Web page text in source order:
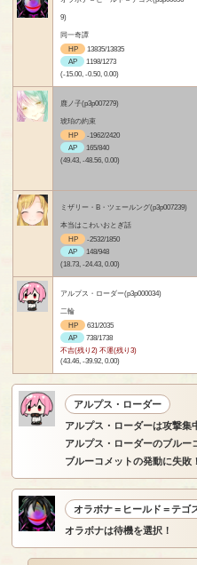
9)
同一奇譚
HP
13835/13835
AP
1198/1273
(-15.00, -0.50, 0.00)
鹿ノ子(p3p007279)
琥珀の約束
HP
-1962/2420
AP
165/840
(49.43, -48.56, 0.00)
ミザリー・B・ツェールング(p3p007239)
本当はこわいおとぎ話
HP
-2532/1850
AP
148/948
(18.73, -24.43, 0.00)
アルプス・ローダー(p3p000034)
二輪
HP
631/2035
AP
738/1738
不吉(残り2) 不運(残り3)
(43.46, -39.92, 0.00)
アルプス・ローダー
アルプス・ローダーは攻撃集
アルプス・ローダーのブルー
ブルーコメットの発動に失敗！
オラボナ＝ヒールド＝テゴ
オラボナは待機を選択！